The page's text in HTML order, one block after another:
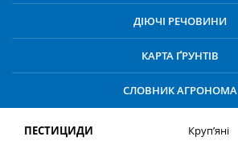
ДІЮЧІ РЕЧОВИНИ
КАРТА ҐРУНТІВ
СЛОВНИК АГРОНОМА
ПЕСТИЦИДИ
Круп’яні